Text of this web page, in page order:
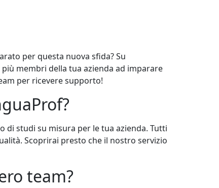
per questa nuova sfida? Su
membri della tua azienda ad imparare
per ricevere supporto!
studi su misura per le tua azienda. Tutti
Scoprirai presto che il nostro servizio
team?